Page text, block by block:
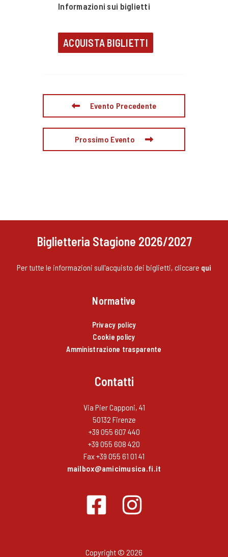
Informazioni sui biglietti
ACQUISTA BIGLIETTI
Evento Precedente
Prossimo Evento
Biglietteria Stagione 2026/2027
Per tutte le informazioni sull'acquisto dei biglietti, cliccare qui
Normative
Privacy policy
Cookie policy
Amministrazione trasparente
Contatti
Via Pier Capponi, 41
50132 Firenze
+39 055 607 440
+39 055 608 420
Fax +39 055 61 01 41
mailbox@amicimusica.fi.it
Copyright © 2026